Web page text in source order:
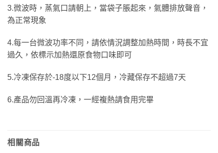
3.微波時，蒸氣口請朝上，當袋子脹起來，氣體排放聲音，
為正常現象
4.每一台微波功率不同，請依情況調整加熱時間，時長不宜
過久，依標示加熱還原食物口味即可
5.冷凍保存於-18度以下12個月，冷藏保存不超過7天
6.產品勿回溫再冷凍，一經複熱請食用完畢
相關商品